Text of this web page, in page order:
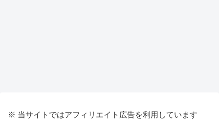
※ 当サイトではアフィリエイト広告を利用しています